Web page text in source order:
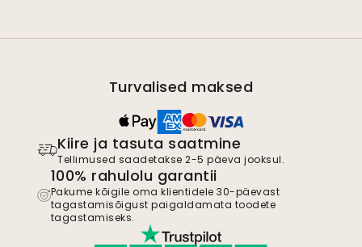
Turvalised maksed
Kiire ja tasuta saatmine
Tellimused saadetakse 2-5 päeva jooksul.
100% rahulolu garantii
Pakume kõigile oma klientidele 30-päevast
tagastamisõigust paigaldamata toodete
tagastamiseks.